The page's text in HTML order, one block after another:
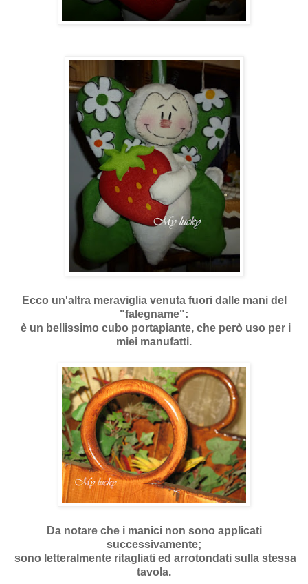
Ecco un'altra meraviglia venuta fuori dalle mani del
"falegname":
è un bellissimo cubo portapiante, che però uso per i
miei manufatti.
Da notare che i manici non sono applicati
successivamente;
sono letteralmente ritagliati ed arrotondati sulla stessa
tavola.